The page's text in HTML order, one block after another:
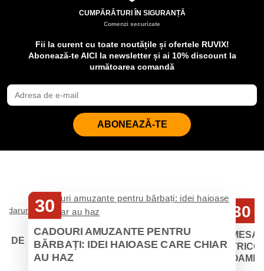
CUMPĂRĂTURI ÎN SIGURANȚĂ
Comenzi securizate
Fii la curent cu toate noutățile și ofertele RUVIX!
Abonează-te AICI la newsletter și ai 10% discount la
următoarea comandă
ABONEAZĂ-TE
DE
30
CADOURI AMUZANTE PENTRU
BĂRBAȚI: IDEI HAIOASE CARE CHIAR
AU HAZ
30